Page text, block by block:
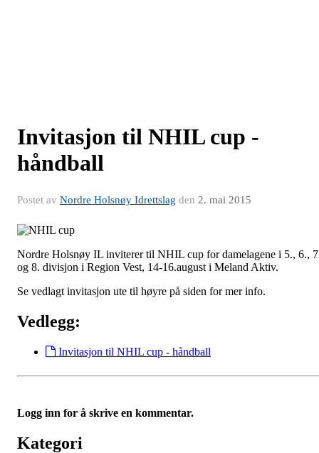
Invitasjon til NHIL cup -
håndball
Postet av Nordre Holsnøy Idrettslag den 2. mai 2015
Nordre Holsnøy IL inviterer til NHIL cup for damelagene i 5., 6.,
og 8. divisjon i Region Vest, 14-16.august i Meland Aktiv.
Se vedlagt invitasjon ute til høyre på siden for mer info.
Vedlegg:
Invitasjon til NHIL cup - håndball
Logg inn for å skrive en kommentar.
Kategori